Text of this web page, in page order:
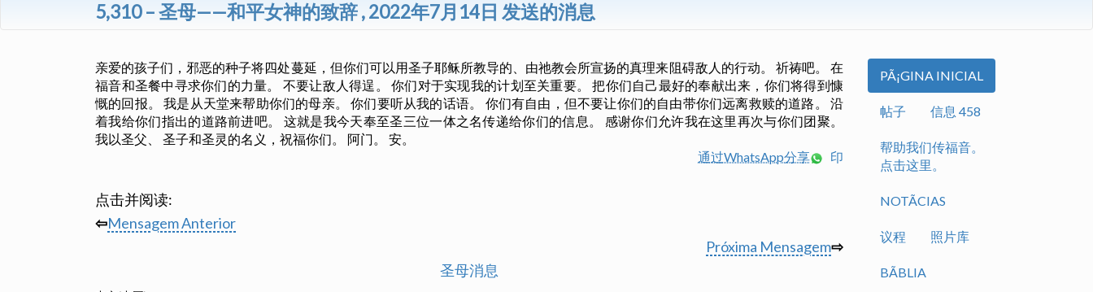
5,310 – 圣母——和平女神的致辞 , 2022年7月14日 发送的消息
亲爱的孩子们，邪恶的种子将四处蔓延，但你们可以用圣子耶稣所教导的、由祂教会所宣扬的真理来阻碍敌人的行动。 祈祷吧。 在
福音和圣餐中寻求你们的力量。 不要让敌人得逞。 你们对于实现我的计划至关重要。 把你们自己最好的奉献出来，你们将得到慷
慨的回报。 我是从天堂来帮助你们的母亲。 你们要听从我的话语。 你们有自由，但不要让你们的自由带你们远离救赎的道路。 沿
着我给你们指出的道路前进吧。 这就是我今天奉至圣三位一体之名传递给你们的信息。 感谢你们允许我在这里再次与你们团聚。
我以圣父、 圣子和圣灵的名义，祝福你们。 阿门。 安。
通过WhatsApp分享
印
点击并阅读:
⇦Mensagem Anterior
Próxima Mensagem⇨
圣母消息
PÃ¡GINA INICIAL
帖子 信息 458
帮助我们传福音。
点击这里。
NOTÃ­CIAS
议程 照片库
BÃ­BLIA